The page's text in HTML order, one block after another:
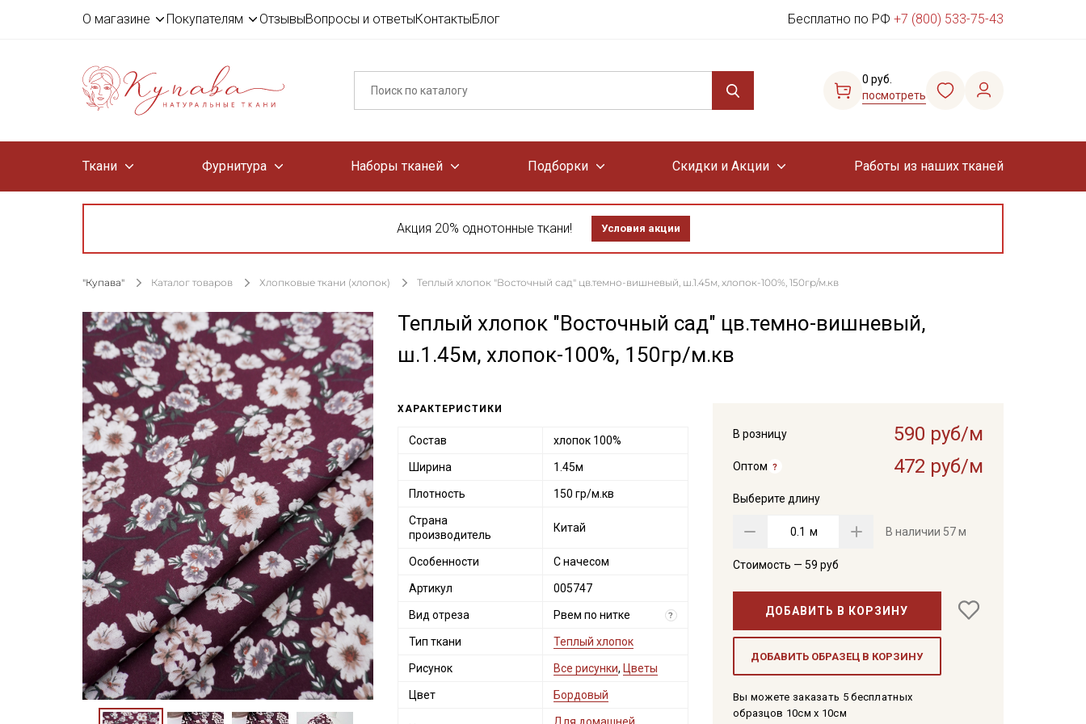
О магазине Покупателям ОтзывыВопросы и ответыКонтактыБлог Бесплатно по РФ +7 (800) 533-75-43
0 руб.
посмотреть
Ткани Фурнитура Наборы тканей Подборки Скидки и Акции Работы из наших тканей
Акция 20% однотонные ткани! Условия акции
"Купава" Каталог товаров Хлопковые ткани (хлопок) Теплый хлопок "Восточный сад" цв.темно-вишневый, ш.1.45м, хлопок-100%, 150гр/м.кв
Теплый хлопок "Восточный сад" цв.темно-вишневый,
ш.1.45м, хлопок-100%, 150гр/м.кв
В розницу 590 руб/м
Оптом 472 руб/м
Выберите длину
м В наличии 57 м
Стоимость — 59 руб
ДОБАВИТЬ В КОРЗИНУ
ДОБАВИТЬ ОБРАЗЕЦ В КОРЗИНУ
Вы можете заказать 5 бесплатных
образцов 10см x 10см
ХАРАКТЕРИСТИКИ
Состав хлопок 100%
Ширина 1.45м
Плотность 150 гр/м.кв
Страна
производитель
Китай
Особенности С начесом
Артикул 005747
Вид отреза Рвем по нитке ?
Тип ткани Теплый хлопок
Рисунок Все рисунки, Цветы
Цвет Бордовый